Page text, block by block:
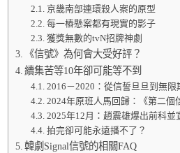
京畿南部連環殺人案的原型
每一樁懸案都有現實的影子
獲獎無數的tvN招牌神劇
《信號》為何會大受好評？
續集苦等10年卻可能等不到
2016－2020：從信誓旦旦到無限
2024年原班人馬回歸：《第二個
2025年12月：趙震雄爆出前科並
拍完卻可能永遠播不了？
韓劇Signal信號的相關FAQ